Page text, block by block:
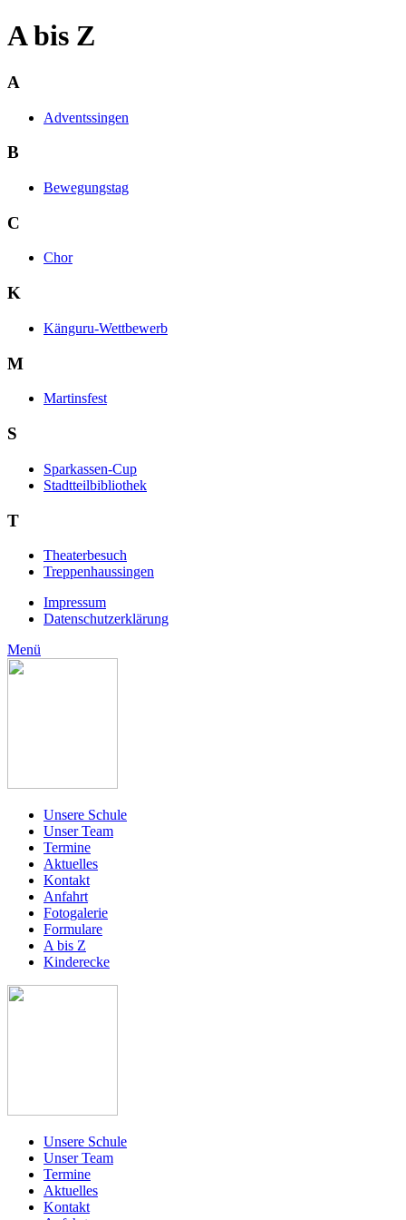
A bis Z
A
Adventssingen
B
Bewegungstag
C
Chor
K
Känguru-Wettbewerb
M
Martinsfest
S
Sparkassen-Cup
Stadtteilbibliothek
T
Theaterbesuch
Treppenhaussingen
Impressum
Datenschutzerklärung
Menü
Unsere Schule
Unser Team
Termine
Aktuelles
Kontakt
Anfahrt
Fotogalerie
Formulare
A bis Z
Kinderecke
Unsere Schule
Unser Team
Termine
Aktuelles
Kontakt